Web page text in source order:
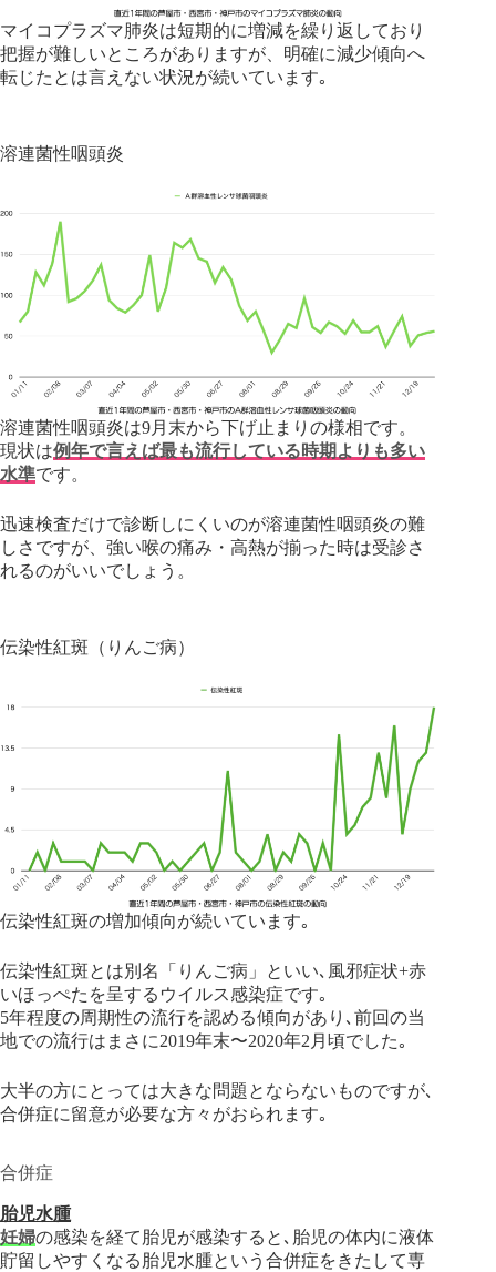
マイコプラズマ肺炎は短期的に増減を繰り返しており
把握が難しいところがありますが、明確に減少傾向へ
転じたとは言えない状況が続いています｡
溶連菌性咽頭炎
溶連菌性咽頭炎は9月末から下げ止まりの様相です。
現状は例年で言えば最も流行している時期よりも多い
水準です。
迅速検査だけで診断しにくいのが溶連菌性咽頭炎の難
しさですが、強い喉の痛み・高熱が揃った時は受診さ
れるのがいいでしょう。
伝染性紅斑（りんご病）
伝染性紅斑の増加傾向が続いています｡
伝染性紅斑とは別名「りんご病」といい､風邪症状+赤
いほっぺたを呈するウイルス感染症です｡
5年程度の周期性の流行を認める傾向があり､前回の当
地での流行はまさに2019年末〜2020年2月頃でした｡
大半の方にとっては大きな問題とならないものですが､
合併症に留意が必要な方々がおられます｡
合併症
胎児水腫
妊婦の感染を経て胎児が感染すると､胎児の体内に液体
貯留しやすくなる胎児水腫という合併症をきたして専